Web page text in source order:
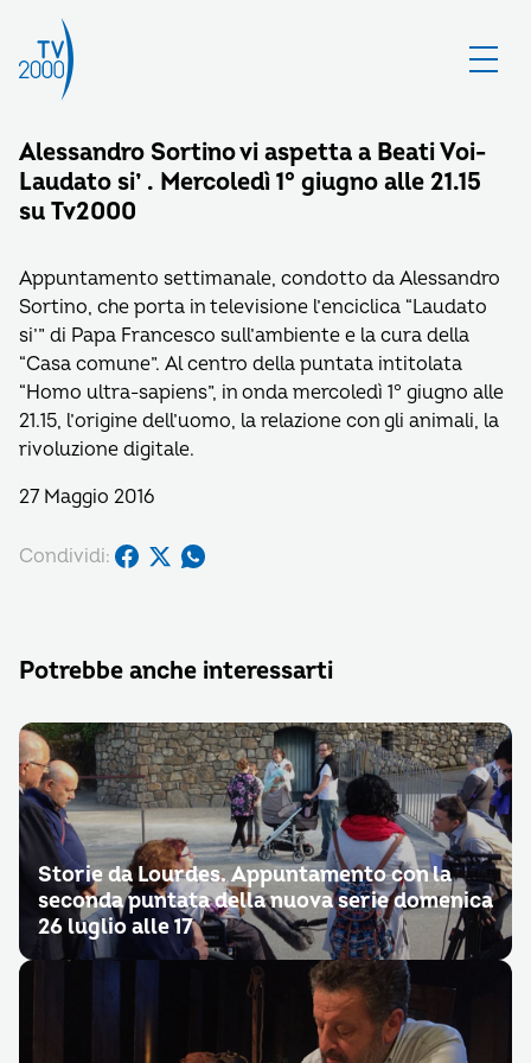
Alessandro Sortino vi aspetta a Beati Voi-
Laudato si’ . Mercoledì 1° giugno alle 21.15
su Tv2000
Appuntamento settimanale, condotto da Alessandro
Sortino, che porta in televisione l’enciclica “Laudato
si’” di Papa Francesco sull’ambiente e la cura della
“Casa comune”. Al centro della puntata intitolata
“Homo ultra-sapiens”, in onda mercoledì 1° giugno alle
21.15, l’origine dell’uomo, la relazione con gli animali, la
rivoluzione digitale.
27 Maggio 2016
Condividi:
Potrebbe anche interessarti
Storie da Lourdes. Appuntamento con la
seconda puntata della nuova serie domenica
26 luglio alle 17